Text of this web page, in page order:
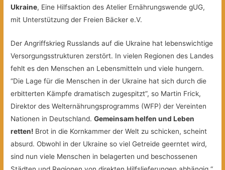
Ukraine, Eine Hilfsaktion des Atelier Ernährungswende gUG,
mit Unterstützung der Freien Bäcker e.V.
Der Angriffskrieg Russlands auf die Ukraine hat lebenswichtige
Versorgungsstrukturen zerstört. In vielen Regionen des Landes
fehlt es den Menschen an Lebensmitteln und viele hungern.
“Die Lage für die Menschen in der Ukraine hat sich durch die
erbitterten Kämpfe dramatisch zugespitzt”, so Martin Frick,
Direktor des Welternährungsprogramms (WFP) der Vereinten
Nationen in Deutschland.Gemeinsam helfen und Leben
retten! Brot in die Kornkammer der Welt zu schicken, scheint
absurd. Obwohl in der Ukraine so viel Getreide geerntet wird,
sind nun viele Menschen in belagerten und beschossenen